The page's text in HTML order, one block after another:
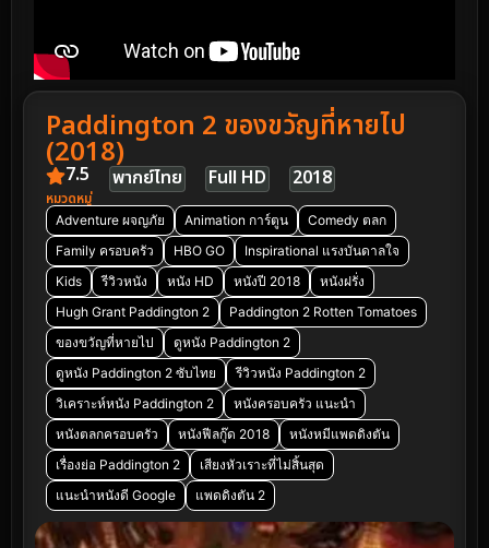
Paddington 2 ของขวัญที่หายไป
(2018)
7.5 พากย์ไทย Full HD 2018
หมวดหมู่
Adventure ผจญภัย Animation การ์ตูน
Comedy ตลก
Family ครอบครัว
HBO GO
Inspirational แรงบันดาลใจ
Kids
รีวิวหนัง หนัง HD หนังปี 2018
หนังฝรั่ง
Hugh Grant Paddington 2
Paddington 2 Rotten Tomatoes
ของขวัญที่หายไป
ดูหนัง Paddington 2
ดูหนัง Paddington 2 ซับไทย
รีวิวหนัง Paddington 2
วิเคราะห์หนัง Paddington 2
หนังครอบครัว แนะนำ
หนังตลกครอบครัว
หนังฟีลกู๊ด 2018
หนังหมีแพดดิงตัน
เรื่องย่อ Paddington 2
เสียงหัวเราะที่ไม่สิ้นสุด
แนะนำหนังดี Google
แพดดิงตัน 2